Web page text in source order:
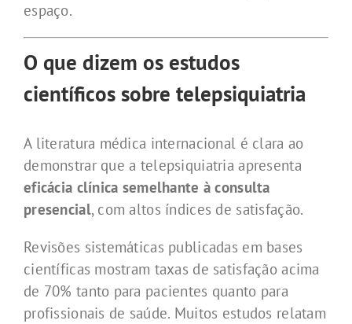
espaço.
O que dizem os estudos
científicos sobre telepsiquiatria
A literatura médica internacional é clara ao
demonstrar que a telepsiquiatria apresenta
eficácia clínica semelhante à consulta
presencial, com altos índices de satisfação.
Revisões sistemáticas publicadas em bases
científicas mostram taxas de satisfação acima
de 70% tanto para pacientes quanto para
profissionais de saúde. Muitos estudos relatam